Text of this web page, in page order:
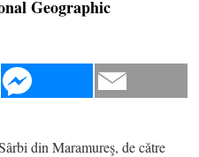
Geographic
din Maramureş, de către